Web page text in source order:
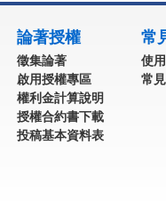
論著授權
徵集論著
啟用授權專區
權利金計算說明
授權合約書下載
投稿基本資料表
常
使
常